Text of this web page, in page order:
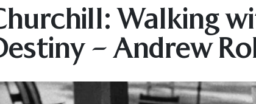
Walking
– Andrew